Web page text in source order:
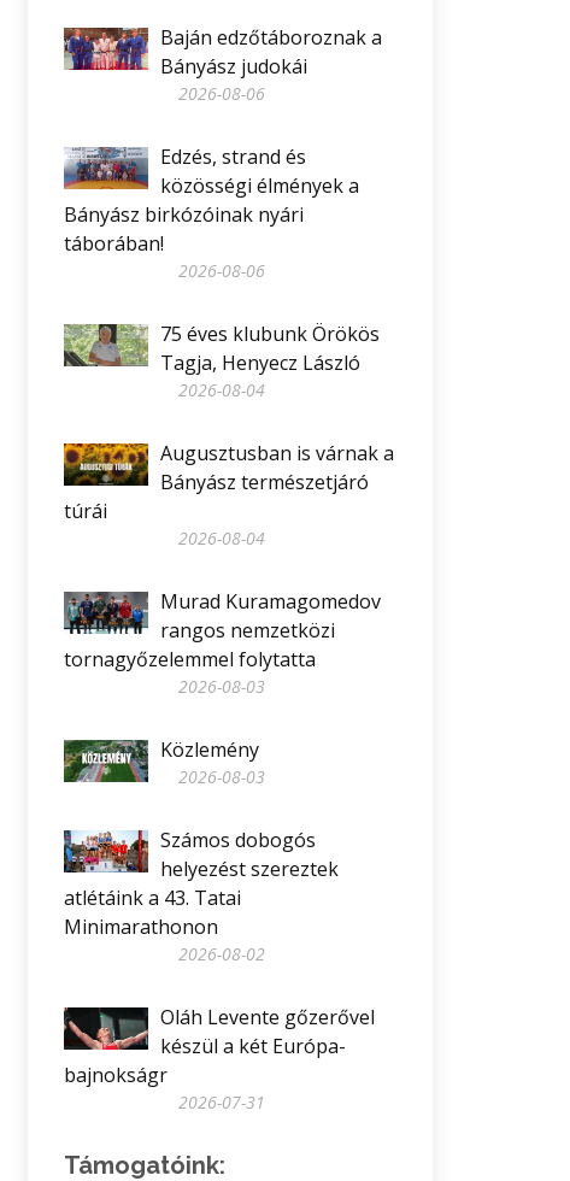
Baján edzőtáboroznak a
Bányász judokái
2026-08-06
Edzés, strand és
közösségi élmények a
Bányász birkózóinak nyári
táborában!
2026-08-06
75 éves klubunk Örökös
Tagja, Henyecz László
2026-08-04
Augusztusban is várnak a
Bányász természetjáró
túrái
2026-08-04
Murad Kuramagomedov
rangos nemzetközi
tornagyőzelemmel folytatta
2026-08-03
Közlemény
2026-08-03
Számos dobogós
helyezést szereztek
atlétáink a 43. Tatai
Minimarathonon
2026-08-02
Oláh Levente gőzerővel
készül a két Európa-
bajnokságr
2026-07-31
Támogatóink: